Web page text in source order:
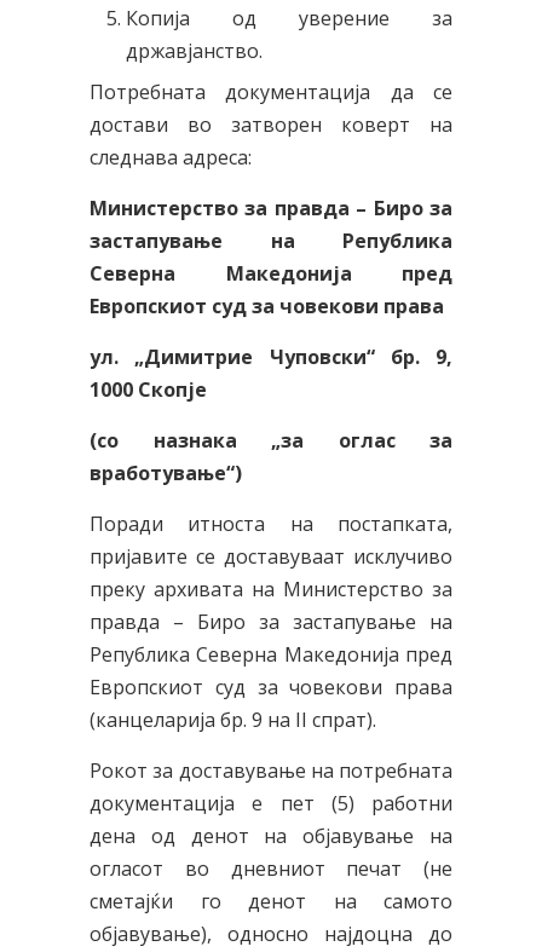
Копија од уверение за
државјанство.
Потребната документација да се
достави во затворен коверт на
следнава адреса:
Министерство за правда – Биро за
застапување на Република
Северна Македонија пред
Европскиот суд за човекови права
ул. „Димитрие Чуповски“ бр. 9,
1000 Скопје
(со назнака „за оглас за
вработување“)
Поради итноста на постапката,
пријавите се доставуваат исклучиво
преку архивата на Министерство за
правда – Биро за застапување на
Република Северна Македонија пред
Европскиот суд за човекови права
(канцеларија бр. 9 на II спрат).
Рокот за доставување на потребната
документација е пет (5) работни
дена од денот на објавување на
огласот во дневниот печат (не
сметајќи го денот на самото
објавување), односно најдоцна до